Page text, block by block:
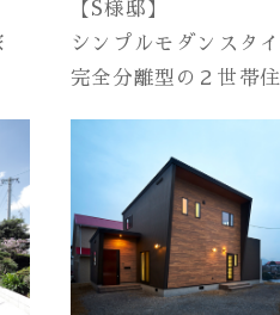
【S様邸】
シンプルモダンスタイ
完全分離型の２世帯